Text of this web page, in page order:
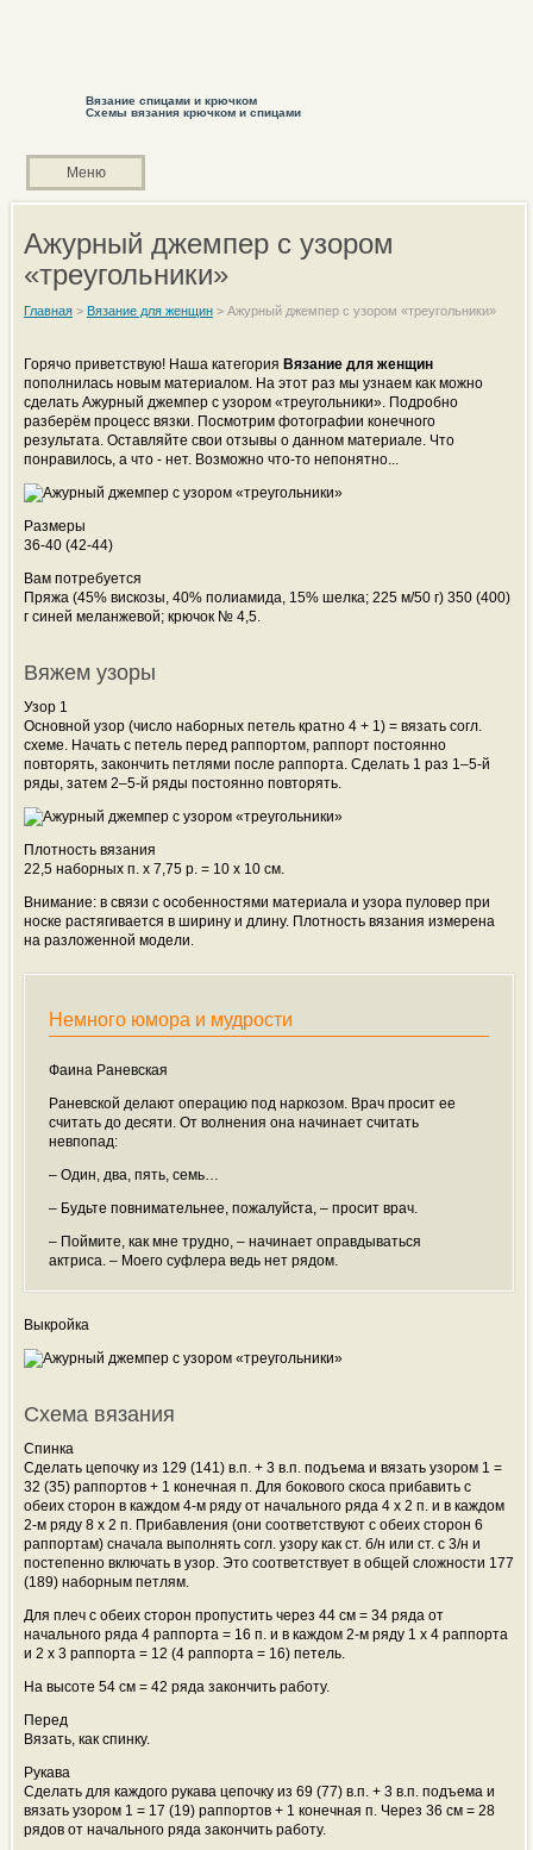
Вязание спицами и крючком
Схемы вязания крючком и спицами
Меню
Ажурный джемпер с узором
«треугольники»
Главная> Вязание для женщин> Ажурный джемпер с узором «треугольники»
Горячо приветствую! Наша категория Вязание для женщин
пополнилась новым материалом. На этот раз мы узнаем как можно
сделать Ажурный джемпер с узором «треугольники». Подробно
разберём процесс вязки. Посмотрим фотографии конечного
результата. Оставляйте свои отзывы о данном материале. Что
понравилось, а что - нет. Возможно что-то непонятно...
Размеры
36-40 (42-44)
Вам потребуется
Пряжа (45% вискозы, 40% полиамида, 15% шелка; 225 м/50 г) 350 (400)
г синей меланжевой; крючок № 4,5.
Вяжем узоры
Узор 1
Основной узор (число наборных петель кратно 4 + 1) = вязать согл.
схеме. Начать с петель перед раппортом, раппорт постоянно
повторять, закончить петлями после раппорта. Сделать 1 раз 1–5-й
ряды, затем 2–5-й ряды постоянно повторять.
Плотность вязания
22,5 наборных п. х 7,75 р. = 10 x 10 см.
Внимание: в связи с особенностями материала и узора пуловер при
носке растягивается в ширину и длину. Плотность вязания измерена
на разложенной модели.
Немного юмора и мудрости
Фаина Раневская
Раневской делают операцию под наркозом. Врач просит ее
считать до десяти. От волнения она начинает считать
невпопад:
– Один, два, пять, семь…
– Будьте повнимательнее, пожалуйста, – просит врач.
– Поймите, как мне трудно, – начинает оправдываться
актриса. – Моего суфлера ведь нет рядом.
Выкройка
Схема вязания
Спинка
Сделать цепочку из 129 (141) в.п. + 3 в.п. подъема и вязать узором 1 =
32 (35) раппортов + 1 конечная п. Для бокового скоса прибавить с
обеих сторон в каждом 4-м ряду от начального ряда 4 x 2 п. и в каждом
2-м ряду 8 x 2 п. Прибавления (они соответствуют с обеих сторон 6
раппортам) сначала выполнять согл. узору как ст. б/н или ст. с 3/н и
постепенно включать в узор. Это соответствует в общей сложности 177
(189) наборным петлям.
Для плеч с обеих сторон пропустить через 44 см = 34 ряда от
начального ряда 4 раппорта = 16 п. и в каждом 2-м ряду 1 x 4 раппорта
и 2 x 3 раппорта = 12 (4 раппорта = 16) петель.
На высоте 54 см = 42 ряда закончить работу.
Перед
Вязать, как спинку.
Рукава
Сделать для каждого рукава цепочку из 69 (77) в.п. + 3 в.п. подъема и
вязать узором 1 = 17 (19) раппортов + 1 конечная п. Через 36 см = 28
рядов от начального ряда закончить работу.